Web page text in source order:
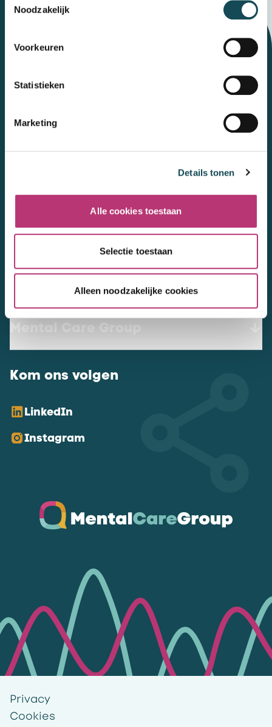
Noodzakelijk
Voorkeuren
Statistieken
Marketing
Details tonen
Alle cookies toestaan
Selectie toestaan
Alleen noodzakelijke cookies
Let's talk
Mental Care Group
Polanerbaan 3
NL Mental Care Group B.V.:
KvK:76188132
Vacatures
Mental Care Group
Kom ons volgen
LinkedIn
Instagram
Privacy
Cookies